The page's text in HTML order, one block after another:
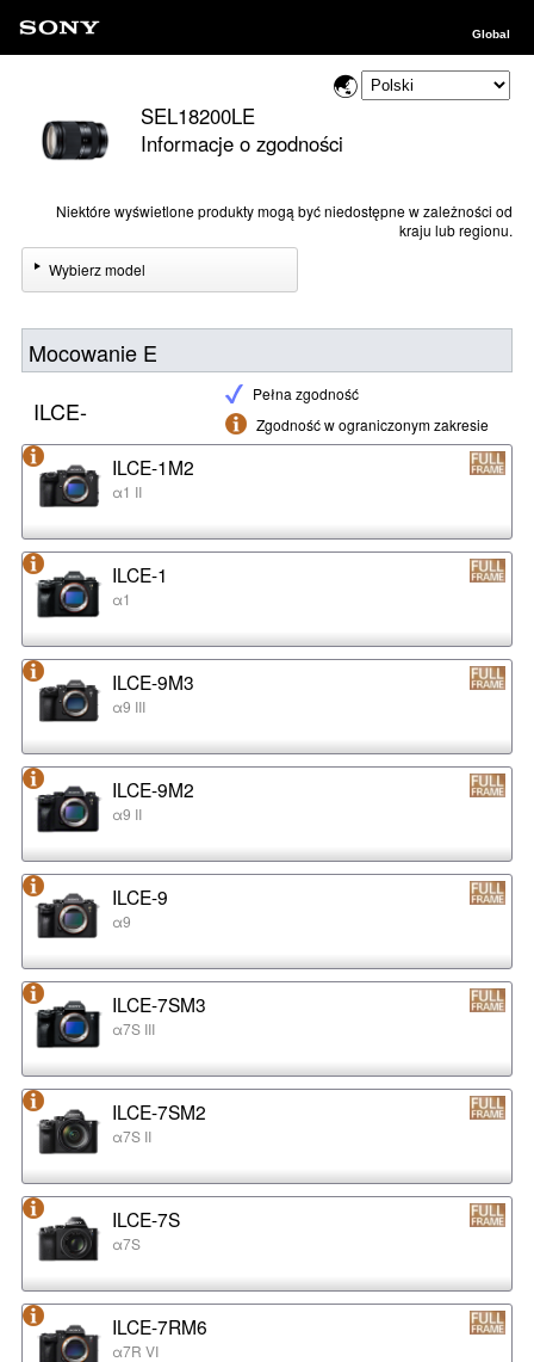
Global
SEL18200LE
Informacje o zgodności
Niektóre wyświetlone produkty mogą być niedostępne w zależności od
kraju lub regionu.
Wybierz model
Mocowanie E
Pełna zgodność
Zgodność w ograniczonym zakresie
ILCE-
ILCE-1M2
α1 II
ILCE-1
α1
ILCE-9M3
α9 III
ILCE-9M2
α9 II
ILCE-9
α9
ILCE-7SM3
α7S III
ILCE-7SM2
α7S II
ILCE-7S
α7S
ILCE-7RM6
α7R VI